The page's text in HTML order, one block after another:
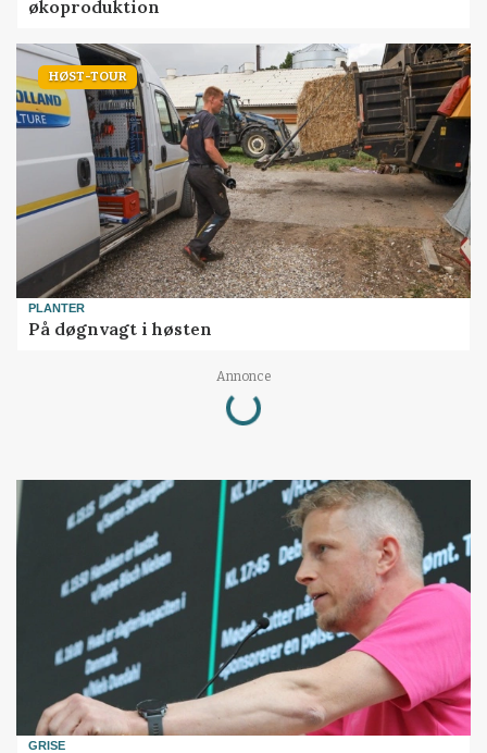
økoproduktion
HØST-TOUR
PLANTER
På døgnvagt i høsten
Annonce
Loading...
GRISE